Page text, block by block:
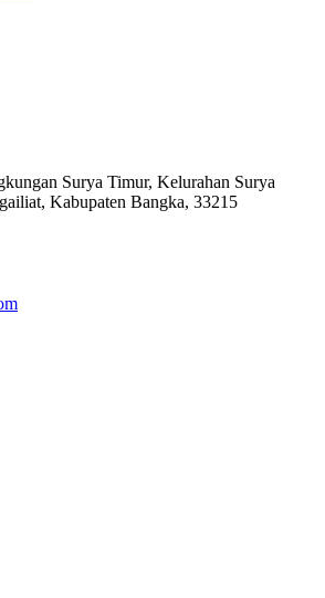
Surya Timur, Kelurahan Surya
Kabupaten Bangka, 33215